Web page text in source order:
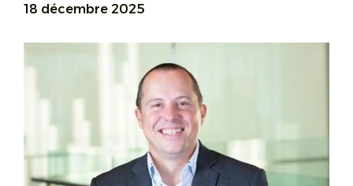
18 décembre 2025